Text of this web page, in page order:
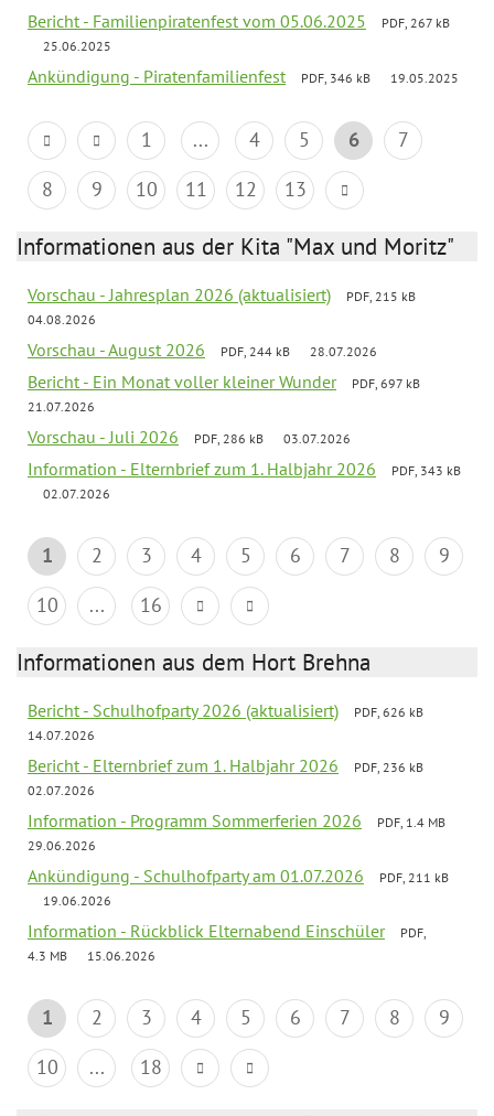
Bericht - Familienpiratenfest vom 05.06.2025
PDF, 267 kB
25.06.2025
Ankündigung - Piratenfamilienfest PDF, 346 kB 19.05.2025
1 ... 4 5 6
7
8
9 10 11 12 13
Informationen aus der Kita "Max und Moritz"
Vorschau - Jahresplan 2026 (aktualisiert)
PDF, 215 kB
04.08.2026
Vorschau - August 2026 PDF, 244 kB 28.07.2026
Bericht - Ein Monat voller kleiner Wunder
PDF, 697 kB
21.07.2026
Vorschau - Juli 2026 PDF, 286 kB 03.07.2026
Information - Elternbrief zum 1. Halbjahr 2026
PDF, 343 kB
02.07.2026
1 2 3 4 5 6 7 8
9
10
... 16
Informationen aus dem Hort Brehna
Bericht - Schulhofparty 2026 (aktualisiert)
PDF, 626 kB
14.07.2026
Bericht - Elternbrief zum 1. Halbjahr 2026
PDF, 236 kB
02.07.2026
Information - Programm Sommerferien 2026
PDF, 1.4 MB
29.06.2026
Ankündigung - Schulhofparty am 01.07.2026
PDF, 211 kB
19.06.2026
Information - Rückblick Elternabend Einschüler
PDF,
4.3 MB
15.06.2026
1 2 3 4 5 6 7 8
9
10
... 18